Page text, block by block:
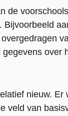
de
Bijvoorbeeld
over
nieuw.
veld van